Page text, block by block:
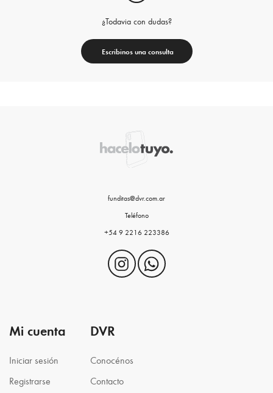
¿Todavia con dudas?
Escribinos una consulta
funditas@dvr.com.ar
Teléfono
+54 9 2216 223386
Mi cuenta
Iniciar sesión
Registrarse
DVR
Conocénos
Contacto